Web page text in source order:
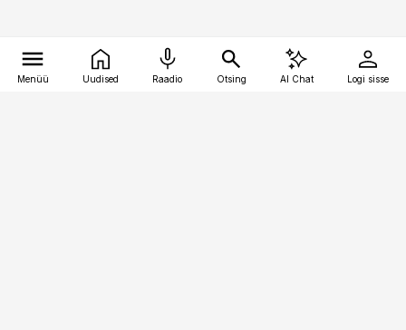
Menüü Uudised Raadio Otsing AI Chat Logi sisse